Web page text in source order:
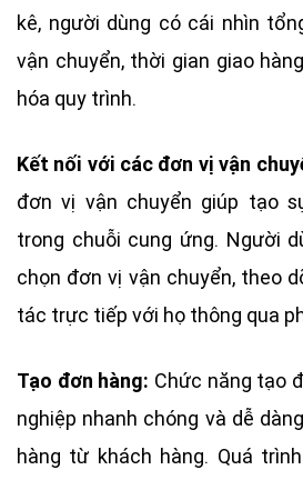
kê, người dùng có cái nhìn
vận chuyển, thời gian giao
hóa quy trình.
Kết nối với các đơn vị vận
đơn vị vận chuyển giúp tạo
trong chuỗi cung ứng. Người
chọn đơn vị vận chuyển, theo
tác trực tiếp với họ thông qua
Tạo đơn hàng: Chức năng tạo
nghiệp nhanh chóng và dễ
hàng từ khách hàng. Quá